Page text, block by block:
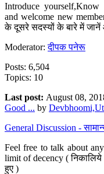
Introduce yourself,Know
and welcome new
के दूसरे सदस्यों के बारे में
Moderator:दीपक पनेरू
Posts: 6,504
Topics: 10
Last post: August 08,
Good ... by
General Discussion -
Feel free to talk about
limit of decency ( निकालिये
हुए )